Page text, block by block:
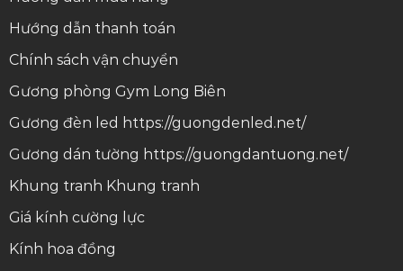
Hướng dẫn thanh toán
Chính sách vận chuyển
Gương phòng Gym Long Biên
Gương đèn led https://guongdenled.net/
Gương dán tường https://guongdantuong.net/
Khung tranh Khung tranh
Giá kính cường lực
Kính hoa đồng